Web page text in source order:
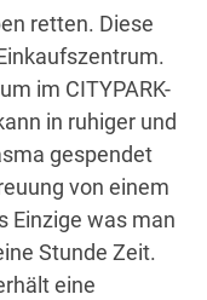
retten. Diese
im CITYPARK-
in ruhiger und
gespendet
von einem
Einzige was man
Stunde Zeit.
eine